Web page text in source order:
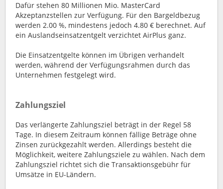
Dafür stehen 80 Millionen Mio. MasterCard
Akzeptanzstellen zur Verfügung. Für den Bargeldbezug
werden 2.00 %, mindestens jedoch 4.80 € berechnet. Auf
ein Auslandseinsatzentgelt verzichtet AirPlus ganz.
Die Einsatzentgelte können im Übrigen verhandelt
werden, während der Verfügungsrahmen durch das
Unternehmen festgelegt wird.
Zahlungsziel
Das verlängerte Zahlungsziel beträgt in der Regel 58
Tage. In diesem Zeitraum können fällige Beträge ohne
Zinsen zurückgezahlt werden. Allerdings besteht die
Möglichkeit, weitere Zahlungsziele zu wählen. Nach dem
Zahlungsziel richtet sich die Transaktionsgebühr für
Umsätze in EU-Ländern.